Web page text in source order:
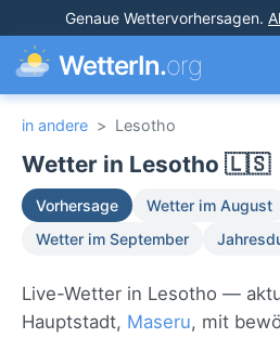
Genaue Wettervorhersagen.
WetterIn.org
in andere > Lesotho
Wetter in Lesotho 🇱🇸
Vorhersage
Wetter im August
Wetter im September
Live-Wetter in Lesotho —
Hauptstadt, Maseru, mit